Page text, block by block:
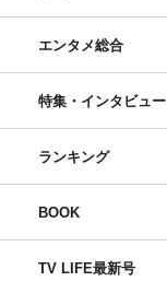
エンタメ総合
特集・インタビュー
ランキング
BOOK
TV LIFE最新号